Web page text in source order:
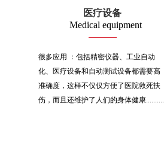
医疗设备
Medical equipment
很多应用 ：包括精密仪器、工业自动
化、医疗设备和自动测试设备都需要高
准确度，这样不仅仅方便了医院救死扶
伤，而且还维护了人们的身体健康..........